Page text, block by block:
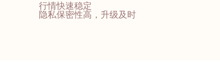
行情快速稳定
隐私保密性高，升级及时